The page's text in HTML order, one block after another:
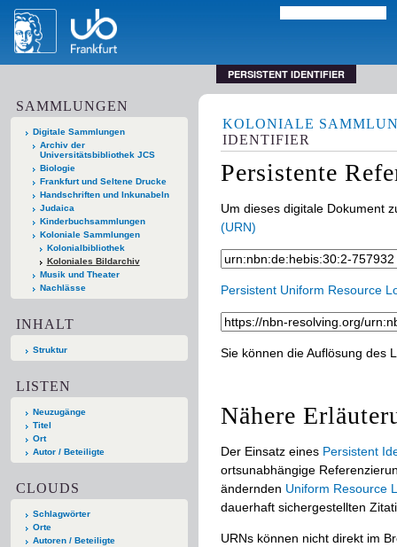
PERSISTENT IDENTIFIER
SAMMLUNGEN
Digitale Sammlungen
Archiv der
Universitätsbibliothek JCS
Biologie
Frankfurt und Seltene Drucke
Handschriften und Inkunabeln
Judaica
Kinderbuchsammlungen
Koloniale Sammlungen
Kolonialbibliothek
Koloniales Bildarchiv
Musik und Theater
Nachlässe
INHALT
Struktur
LISTEN
Neuzugänge
Titel
Ort
Autor / Beteiligte
CLOUDS
Schlagwörter
Orte
Autoren / Beteiligte
KOLONIALE
IDENTIFIER
Persistente
Um dieses digitale Dokument
(URN)
Persistent Uniform Resource
Sie können die Auflösung des
Nähere
Der Einsatz eines Persistent
ortsunabhängige
ändernden Uniform Resource
dauerhaft sichergestellten
URNs können nicht direkt im